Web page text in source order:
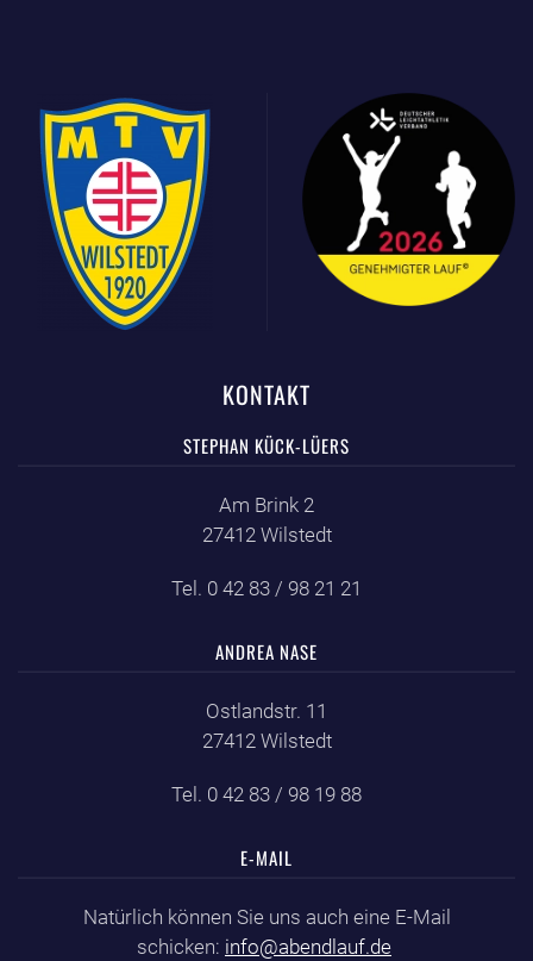
KONTAKT
STEPHAN KÜCK-LÜERS
Am Brink 2
27412 Wilstedt
Tel. 0 42 83 / 98 21 21
ANDREA NASE
Ostlandstr. 11
27412 Wilstedt
Tel. 0 42 83 / 98 19 88
E-MAIL
Natürlich können Sie uns auch eine E-Mail
schicken: info@abendlauf.de